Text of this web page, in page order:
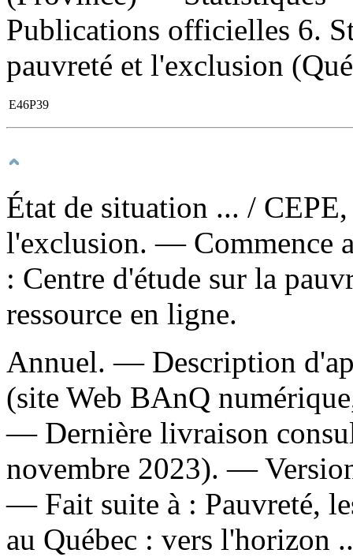
Publications officielles 6.
pauvreté et l'exclusion
E46P39
État de situation ... /
l'exclusion. — Commence
: Centre d'étude sur la
ressource en ligne.
Annuel. — Description
(site Web BAnQ
— Dernière livraison
novembre 2023). —
— Fait suite à : Pauvreté,
au Québec : vers l'horizon